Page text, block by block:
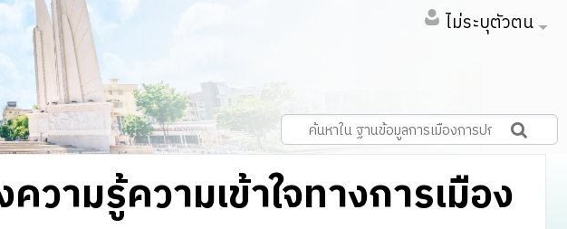
ไม่ระบุตัวตน
วามรู้ความเข้าใจทางการเมือง